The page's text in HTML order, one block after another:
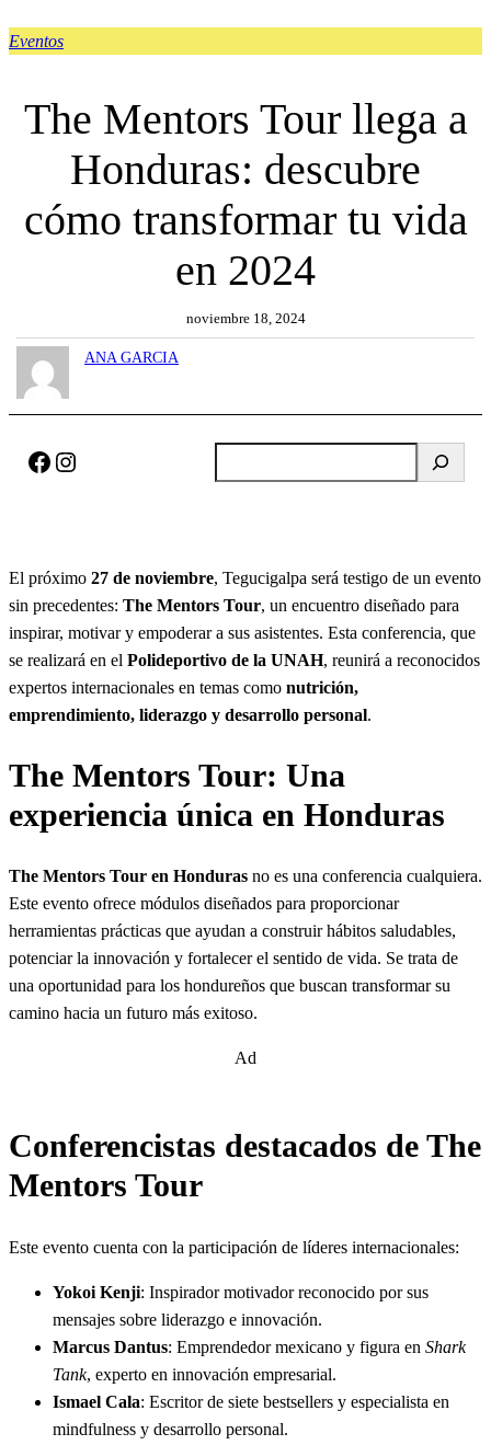
Eventos
The Mentors Tour llega a
Honduras: descubre
cómo transformar tu vida
en 2024
noviembre 18, 2024
ANA GARCIA
Facebook Instagram
u
r
El próximo 27 de noviembre, Tegucigalpa será testigo de un evento
sin precedentes: The Mentors Tour, un encuentro diseñado para
inspirar, motivar y empoderar a sus asistentes. Esta conferencia, que
se realizará en el Polideportivo de la UNAH, reunirá a reconocidos
expertos internacionales en temas como nutrición,
emprendimiento, liderazgo y desarrollo personal.
The Mentors Tour: Una
experiencia única en Honduras
The Mentors Tour en Honduras no es una conferencia cualquiera.
Este evento ofrece módulos diseñados para proporcionar
herramientas prácticas que ayudan a construir hábitos saludables,
potenciar la innovación y fortalecer el sentido de vida. Se trata de
una oportunidad para los hondureños que buscan transformar su
camino hacia un futuro más exitoso.
Ad
Conferencistas destacados de The
Mentors Tour
Este evento cuenta con la participación de líderes internacionales:
Yokoi Kenji: Inspirador motivador reconocido por sus
mensajes sobre liderazgo e innovación.
Marcus Dantus: Emprendedor mexicano y figura en Shark
Tank, experto en innovación empresarial.
Ismael Cala: Escritor de siete bestsellers y especialista en
mindfulness y desarrollo personal.